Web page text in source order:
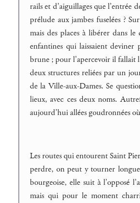
rails et d’aiguillages que l’entrée
prélude aux jambes fuselées ?
mais des places à libérer dans
enfantines qui laissaient deviner
brune ; pour l’apercevoir il fallait
deux structures reliées par un
de la Ville-aux-Dames. Se
lieux, avec ces deux noms.
aujourd’hui allées goudronnées
Les routes qui entourent Saint
perdre, on peut y tourner
bourgeoise, elle suit à l’opposé
mais qui pour le moment